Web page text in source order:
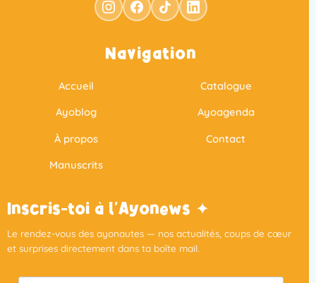
Navigation
Accueil
Catalogue
Ayoblog
Ayoagenda
À propos
Contact
Manuscrits
Inscris-toi à l'Ayonews ✦
Le rendez-vous des ayonautes — nos actualités, coups de cœur
et surprises directement dans ta boîte mail.